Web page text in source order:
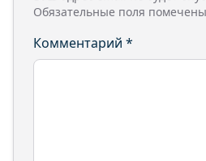
Обязательные поля помечены
Комментарий *